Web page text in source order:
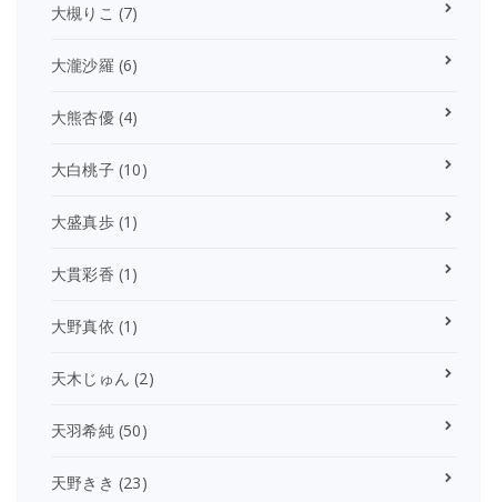
大槻りこ (7)
大瀧沙羅 (6)
大熊杏優(4)
大白桃子(10)
大盛真歩(1)
大貫彩香 (1)
大野真依 (1)
天木じゅん (2)
天羽希純(50)
天野きき (23)